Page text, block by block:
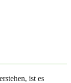
ist es